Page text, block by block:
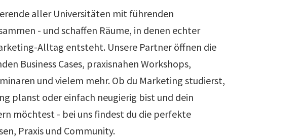
aller Universitäten mit führenden
- und schaffen Räume, in denen echter
Alltag entsteht. Unsere Partner öffnen die
Business Cases, praxisnahen Workshops,
und vielem mehr. Ob du Marketing studierst,
planst oder einfach neugierig bist und dein
möchtest - bei uns findest du die perfekte
Praxis und Community.